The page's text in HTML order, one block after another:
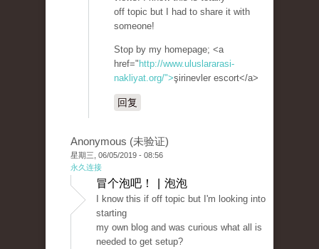
off topic but I had to share it with
someone!
Stop by my homepage; <a
href=" http://www.uluslararasi-
nakliyat.org/">şirinevler escort</a>
回复
Anonymous (未验证)
星期三, 06/05/2019 - 08:56
永久连接
冒个泡吧！ | 泡泡
I know this if off topic but I'm looking into
starting
my own blog and was curious what all is
needed to get setup?